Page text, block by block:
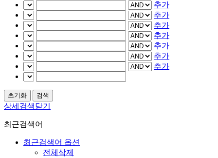
추가
추가
추가
추가
추가
추가
추가
상세검색닫기
최근검색어
최근검색어 옵션
전체삭제